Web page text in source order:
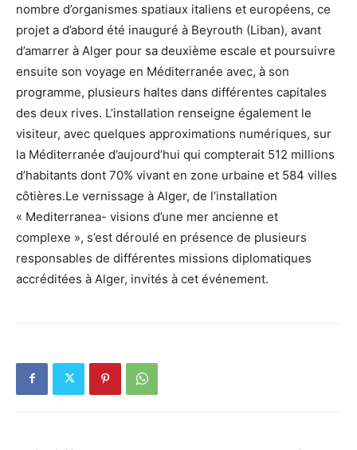
nombre d’organismes spatiaux italiens et européens, ce
projet a d’abord été inauguré à Beyrouth (Liban), avant
d’amarrer à Alger pour sa deuxième escale et poursuivre
ensuite son voyage en Méditerranée avec, à son
programme, plusieurs haltes dans différentes capitales
des deux rives. L’installation renseigne également le
visiteur, avec quelques approximations numériques, sur
la Méditerranée d’aujourd’hui qui compterait 512 millions
d’habitants dont 70% vivant en zone urbaine et 584 villes
côtières.Le vernissage à Alger, de l’installation
« Mediterranea- visions d’une mer ancienne et
complexe », s’est déroulé en présence de plusieurs
responsables de différentes missions diplomatiques
accréditées à Alger, invités à cet événement.